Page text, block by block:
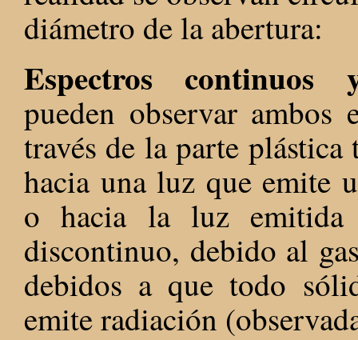
diámetro de la abertura:
Espectros continuos
pueden observar ambos
través de la parte
hacia una luz que emite
o hacia la luz emitida
discontinuo, debido al
debidos a que todo
emite radiación